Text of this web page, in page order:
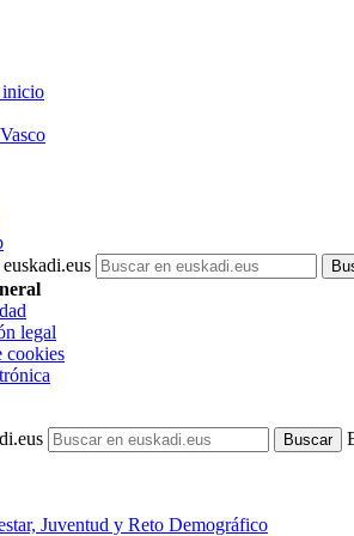
inicio
legal
cookies
Juventud y Reto Demográfico